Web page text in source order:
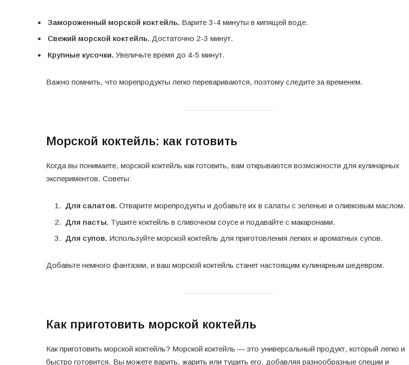
Замороженный морской коктейль. Варите 3-4 минуты в кипящей воде.
Свежий морской коктейль. Достаточно 2-3 минут.
Крупные кусочки. Увеличьте время до 4-5 минут.
Важно помнить, что морепродукты легко перевариваются, поэтому следите за временем.
Морской коктейль: как готовить
Когда вы понимаете, морской коктейль как готовить, вам открываются возможности для кулинарных
экспериментов. Советы:
Для салатов. Отварите морепродукты и добавьте их в салаты с зеленью и оливковым маслом.
Для пасты. Тушите коктейль в сливочном соусе и подавайте с макаронами.
Для супов. Используйте морской коктейль для приготовления легких и ароматных супов.
Добавьте немного фантазии, и ваш морской коктейль станет настоящим кулинарным шедевром.
Как приготовить морской коктейль
Как приготовить морской коктейль? Морской коктейль — это универсальный продукт, который легко и
быстро готовится. Вы можете варить, жарить или тушить его, добавляя разнообразные специи и